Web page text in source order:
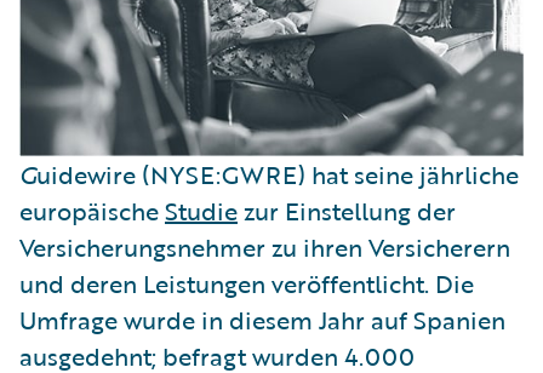
Guidewire (NYSE:GWRE) hat seine jährliche
europäischeStudiezur Einstellung der
Versicherungsnehmer zu ihren Versicherern
und deren Leistungen veröffentlicht. Die
Umfrage wurde in diesem Jahr auf Spanien
ausgedehnt; befragt wurden 4.000